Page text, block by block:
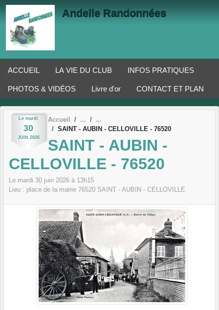
Andelle Randonnées
ACCUEIL LA VIE DU CLUB INFOS PRATIQUES
PHOTOS & VIDÉOS Livre d'or CONTACT ET PLAN
Le mardi
30
JUIN 2026
Accueil
SAINT - AUBIN - CELLOVILLE - 76520
SAINT - AUBIN -
CELLOVILLE - 76520
Le mardi 30 juin 2026 à 13h15
Lieu : place de la mairie 76520 SAINT - AUBIN - CELLOVILLE
Panneau de gestion des cookies